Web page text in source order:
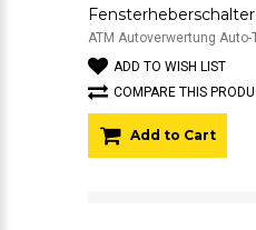
ATM Autoverwertung Auto-
ADD TO WISH LIST
COMPARE THIS
Add to Cart